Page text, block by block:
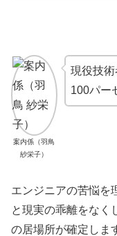
案内係（羽鳥
紗栄子）
現役技
100パー
エンジニアの苦悩を
と現実の乖離をなく
の居場所が確定しま